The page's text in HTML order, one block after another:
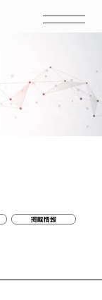
掲載情報